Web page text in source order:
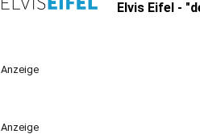
Elvis Eifel -
Anzeige
Anzeige